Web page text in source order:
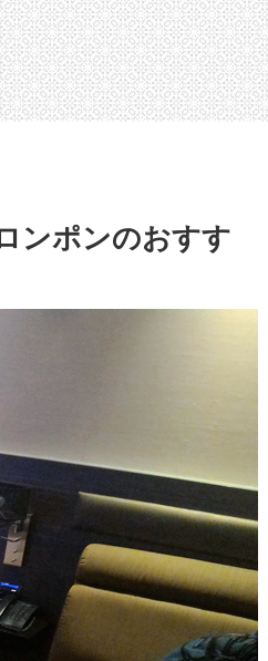
市内に3店舗。品揃え充
実で旅行者のお土産探
しにもおすすめのスー
パー「Big C（ビッグ
C）」
ンポンのおすす